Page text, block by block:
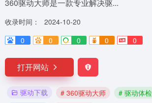
360驱动大师是一款专业解决驱...
收录时间：
2024-10-20
0
0 0 0 0
打开网站
驱动下载 # 360驱动大师 # 驱动体检